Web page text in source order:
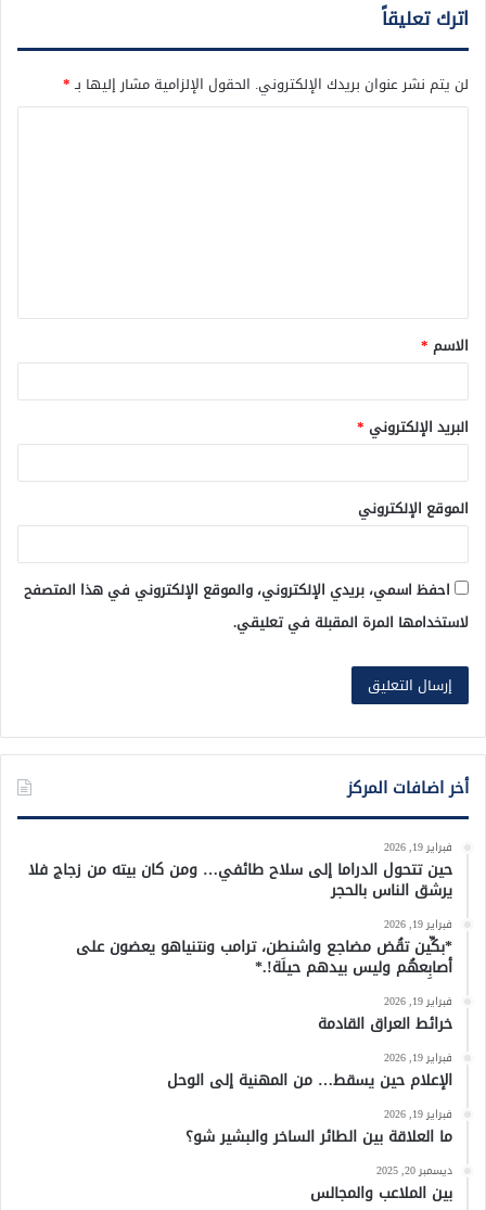
اترك تعليقاً
لن يتم نشر عنوان بريدك الإلكتروني. الحقول الإلزامية مشار إليها بـ*
ق
*
الاسم *
البريد الإلكتروني *
الموقع الإلكتروني
احفظ اسمي، بريدي الإلكتروني، والموقع الإلكتروني في هذا المتصفح
لاستخدامها المرة المقبلة في تعليقي.
أخر اضافات المركز
فبراير 19, 2026
حين تتحول الدراما إلى سلاح طائفي… ومن كان بيته من زجاج فلا
يرشق الناس بالحجر
فبراير 19, 2026
*بكِّين تقُض مضاجع واشنطن، ترامب ونتنياهو يعضون على
أصابِعهُم وليس بيدهم حيلَة!.*
فبراير 19, 2026
خرائط العراق القادمة
فبراير 19, 2026
الإعلام حين يسقط… من المهنية إلى الوحل
فبراير 19, 2026
ما العلاقة بين الطائر الساخر والبشير شو؟
ديسمبر 20, 2025
بين الملاعب والمجالس